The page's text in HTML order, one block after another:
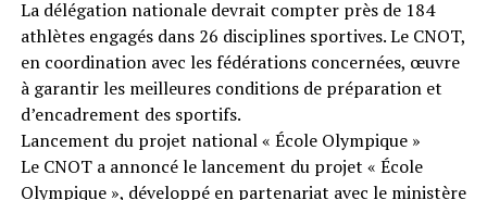
La délégation nationale devrait compter près de 184
athlètes engagés dans 26 disciplines sportives. Le CNOT,
en coordination avec les fédérations concernées, œuvre
à garantir les meilleures conditions de préparation et
d’encadrement des sportifs.
Lancement du projet national « École Olympique »
Le CNOT a annoncé le lancement du projet « École
Olympique », développé en partenariat avec le ministère